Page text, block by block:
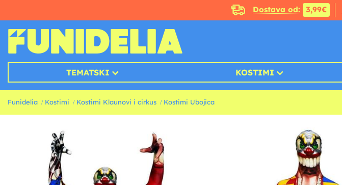
Dostava od: 3,99€
TEMATSKI KOSTIMI
Funidelia Kostimi Kostimi Klaunovi i cirkus Kostimi Ubojica